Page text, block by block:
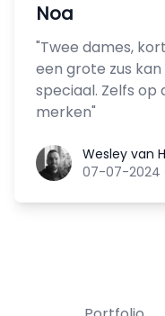
Noa
"Twee dames,
een grote zus kan
speciaal. Zelfs op
merken"
Wesley vanWesley van
07-07-2024